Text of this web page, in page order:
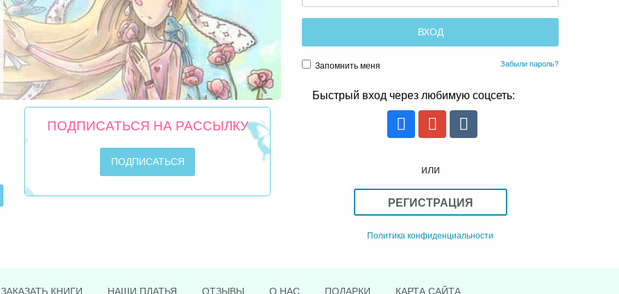
ПОДПИСАТЬСЯ НА РАССЫЛКУ
Запомнить меня Забыли пароль?
Быстрый вход через любимую соцсеть:
или
РЕГИСТРАЦИЯ
Политика конфиденциальности
ЗАКАЗАТЬ КНИГИ НАШИ ПЛАТЬЯ ОТЗЫВЫ О НАС ПОДАРКИ КАРТА САЙТА